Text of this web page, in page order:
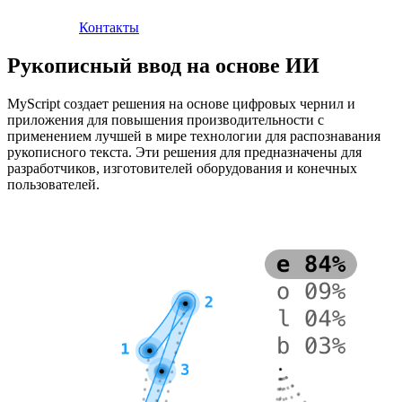
Контакты
Рукописный ввод на основе ИИ
MyScript создает решения на основе цифровых чернил и
приложения для повышения производительности с
применением лучшей в мире технологии для распознавания
рукописного текста. Эти решения для предназначены для
разработчиков, изготовителей оборудования и конечных
пользователей.